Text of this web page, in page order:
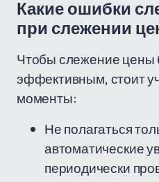
Какие ошибки
при слежении
Чтобы слежение цены
эффективным, стоит
моменты:
Не полагаться
автоматические
периодически